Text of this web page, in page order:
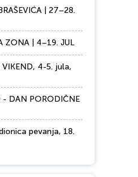
| 27–28.
ZONA | 4–19. JUL
VIKEND, 4-5. jula,
- DAN PORODIČNE
pevanja, 18.